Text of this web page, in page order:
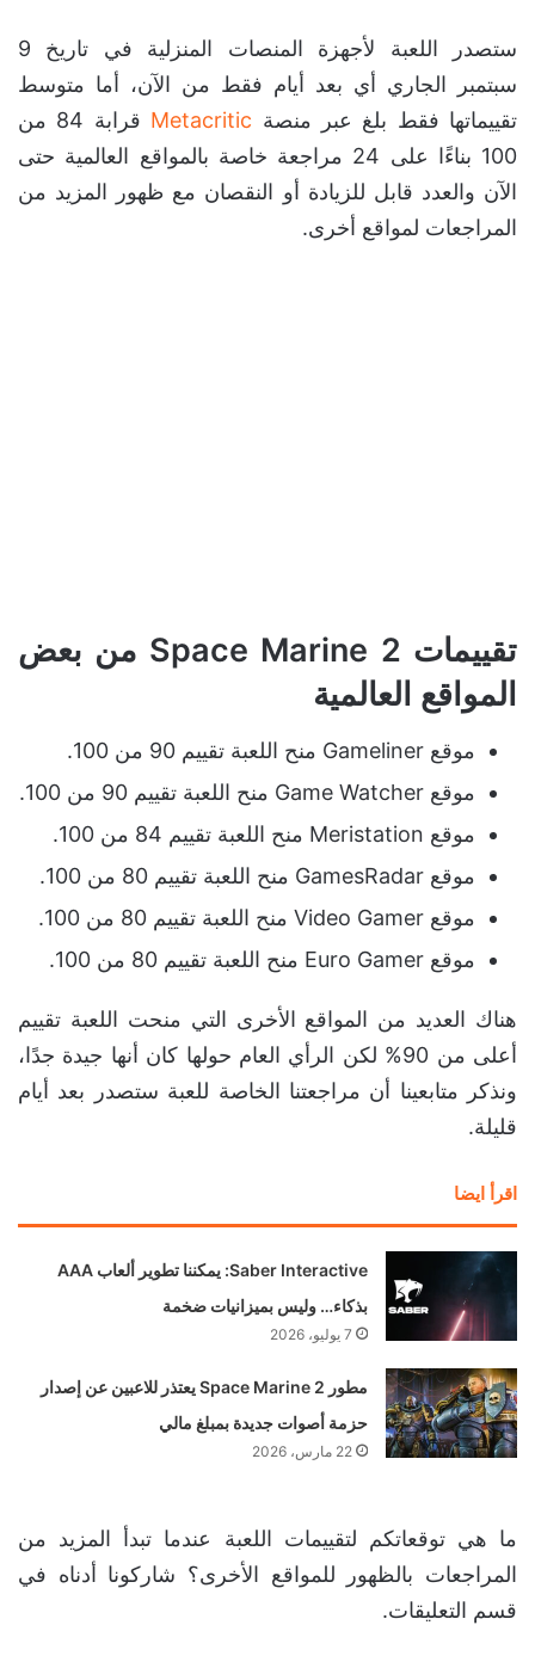
ستصدر اللعبة لأجهزة المنصات المنزلية في تاريخ 9
سبتمبر الجاري أي بعد أيام فقط من الآن، أما متوسط
تقييماتها فقط بلغ عبر منصة Metacritic
قرابة 84 من
100 بناءًا على 24 مراجعة خاصة بالمواقع العالمية حتى
الآن والعدد قابل للزيادة أو النقصان مع ظهور المزيد من
المراجعات لمواقع أخرى.
تقييمات Space Marine 2 من بعض
المواقع العالمية
موقع Gameliner منح اللعبة تقييم 90 من 100.
موقع Game Watcher منح اللعبة تقييم 90 من 100.
موقع Meristation منح اللعبة تقييم 84 من 100.
موقع GamesRadar منح اللعبة تقييم 80 من 100.
موقع Video Gamer منح اللعبة تقييم 80 من 100.
موقع Euro Gamer منح اللعبة تقييم 80 من 100.
هناك العديد من المواقع الأخرى التي منحت اللعبة تقييم
أعلى من 90% لكن الرأي العام حولها كان أنها جيدة جدًا،
ونذكر متابعينا أن مراجعتنا الخاصة للعبة ستصدر بعد أيام
قليلة.
اقرأ ايضا
Saber Interactive: يمكننا تطوير ألعاب AAA
بذكاء… وليس بميزانيات ضخمة
7 يوليو، 2026
مطور Space Marine 2 يعتذر للاعبين عن إصدار
حزمة أصوات جديدة بمبلغ مالي
22 مارس، 2026
ما هي توقعاتكم لتقييمات اللعبة عندما تبدأ المزيد من
المراجعات بالظهور للمواقع الأخرى؟ شاركونا أدناه في
قسم التعليقات.